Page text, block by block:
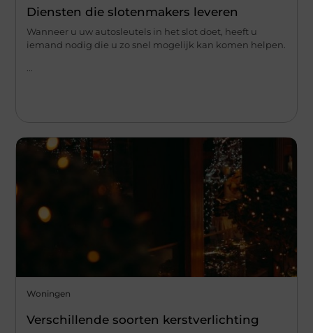
Diensten die slotenmakers leveren
Wanneer u uw autosleutels in het slot doet, heeft u
iemand nodig die u zo snel mogelijk kan komen helpen.
...
Woningen
Verschillende soorten kerstverlichting